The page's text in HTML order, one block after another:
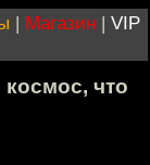
| Магазин | VIP
что